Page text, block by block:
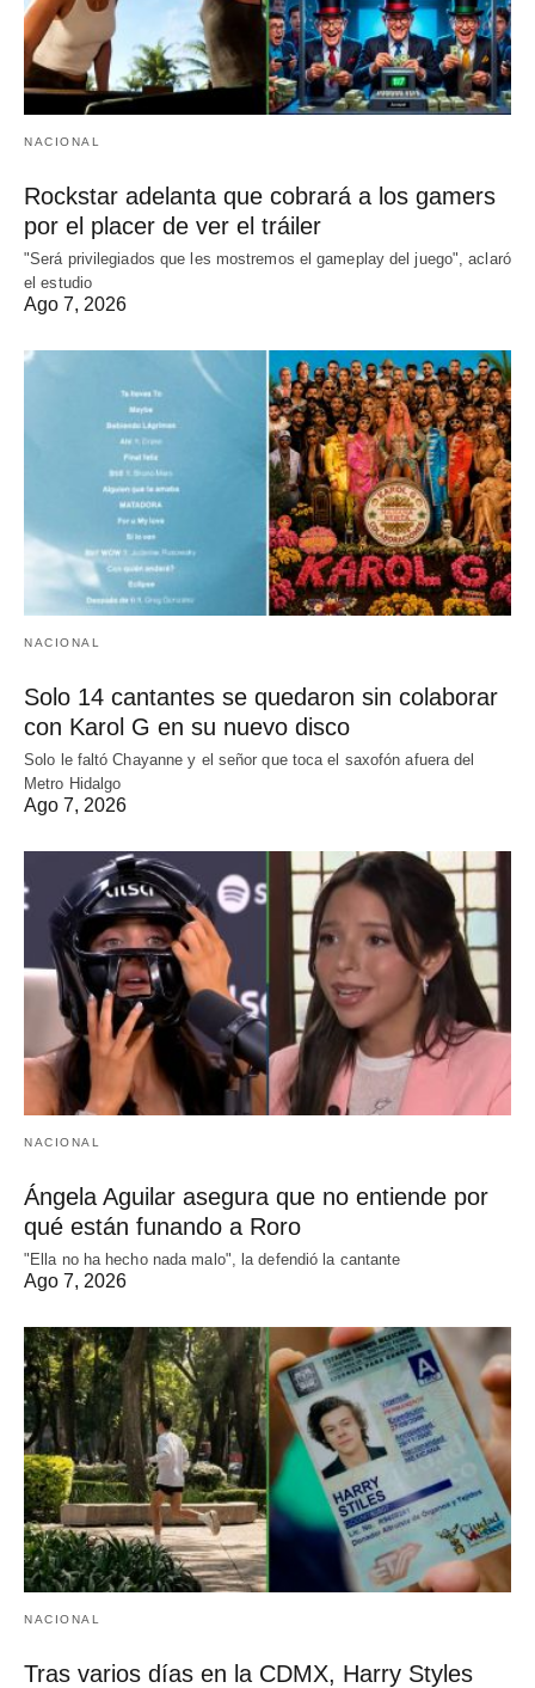
NACIONAL
Rockstar adelanta que cobrará a los gamers
por el placer de ver el tráiler
"Será privilegiados que les mostremos el gameplay del juego", aclaró
el estudio
Ago 7, 2026
NACIONAL
Solo 14 cantantes se quedaron sin colaborar
con Karol G en su nuevo disco
Solo le faltó Chayanne y el señor que toca el saxofón afuera del
Metro Hidalgo
Ago 7, 2026
NACIONAL
Ángela Aguilar asegura que no entiende por
qué están funando a Roro
"Ella no ha hecho nada malo", la defendió la cantante
Ago 7, 2026
NACIONAL
Tras varios días en la CDMX, Harry Styles